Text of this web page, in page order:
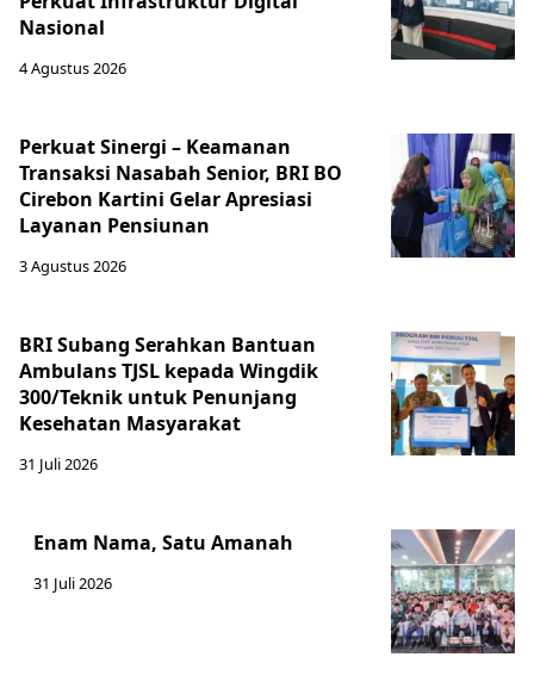
Nasional
4 Agustus 2026
Perkuat Sinergi – Keamanan
Transaksi Nasabah Senior, BRI BO
Cirebon Kartini Gelar Apresiasi
Layanan Pensiunan
3 Agustus 2026
BRI Subang Serahkan Bantuan
Ambulans TJSL kepada Wingdik
300/Teknik untuk Penunjang
Kesehatan Masyarakat ​
31 Juli 2026
Enam Nama, Satu Amanah
31 Juli 2026